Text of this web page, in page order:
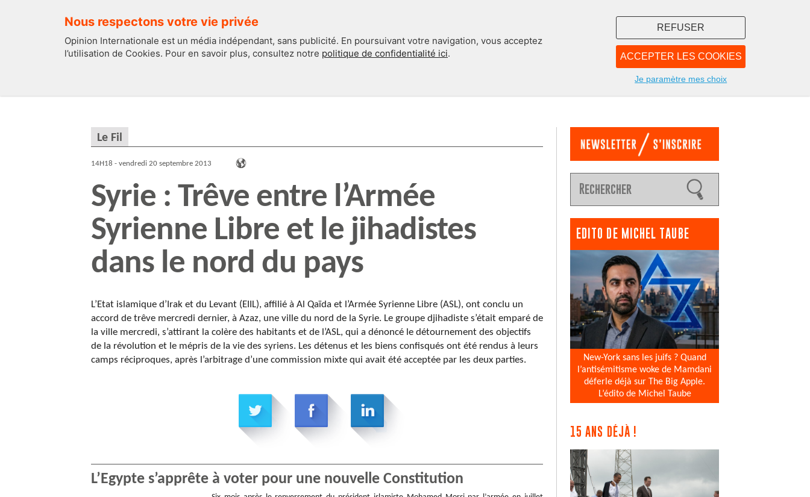
Nous respectons votre vie privée
Opinion Internationale est un média indépendant, sans publicité. En poursuivant votre navigation, vous acceptez
l’utilisation de Cookies. Pour en savoir plus, consultez notre politique de confidentialité ici. ACCEPTER LES COOKIES
REFUSER
Je paramètre mes choix
NOUS
Le Fil
14H18 - vendredi 20 septembre 2013
Syrie : Trêve entre l’Armée
Syrienne Libre et le jihadistes
dans le nord du pays
L’Etat islamique d’Irak et du Levant (EIIL), affilié à Al Qaïda et l’Armée Syrienne Libre (ASL), ont conclu un
accord de trêve mercredi dernier, à Azaz, une ville du nord de la Syrie. Le groupe djihadiste s’était emparé de
la ville mercredi, s’attirant la colère des habitants et de l’ASL, qui a dénoncé le détournement des objectifs
de la révolution et le mépris de la vie des syriens. Les détenus et les biens confisqués ont été rendus à leurs
camps réciproques, après l’arbitrage d’une commission mixte qui avait été acceptée par les deux parties.
L’Egypte s’apprête à voter pour une nouvelle Constitution
EDITO DE MICHEL TAUBE
New-York sans les juifs ? Quand
l’antisémitisme woke de Mamdani
déferle déjà sur The Big Apple.
L’édito de Michel Taube
15 ANS DÉJÀ !